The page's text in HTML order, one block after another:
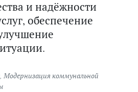
и надёжности
обеспечение
, Модернизация коммунальной